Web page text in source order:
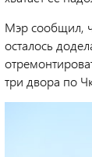
Мэр сообщил,
осталось
три двора по